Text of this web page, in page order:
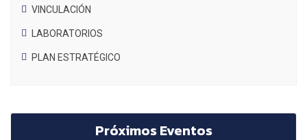
VINCULACIÓN
LABORATORIOS
PLAN ESTRATÉGICO
Próximos Eventos